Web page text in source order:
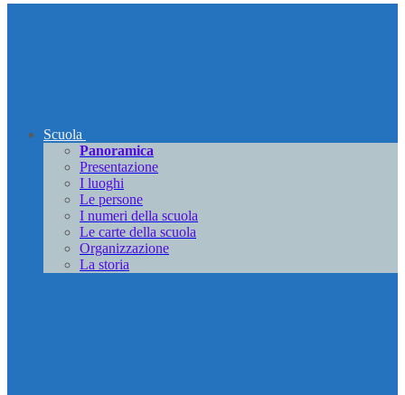
Scuola
Panoramica
Presentazione
I luoghi
Le persone
I numeri della scuola
Le carte della scuola
Organizzazione
La storia